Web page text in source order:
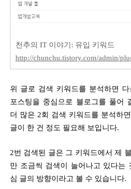
천추의 IT 이야기: 유입 키워드
http://chunchu.tistory.com/admin/
위 글로 검색 키워드를 분석하면
포스팅을 중심으로 블로그를 풀어
더 많은 2회 검색 키워드를 분석하
글이 한 건 정도 필요해 보입니다.
2번 검색된 글은 그 키워드에서 제
만 조금씩 검색이 늘어나고 있다는
심 글의 방향이라고 볼 수 있습니다.